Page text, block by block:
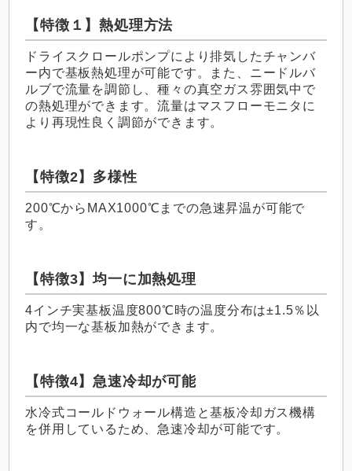
【特徴１】熱処理方法
ドライスクロールポンプにより排気したチャンバ
ー内で基板熱処理が可能です。また、ニードルバ
ルブで流量を調節し、種々の真空ガス雰囲気中で
の熱処理ができます。流量はマスフローモニタに
より再現性良く調節ができます。
【特徴2】多様性
200℃から MAX1000℃までの急速昇温が可能で
す。
【特徴3】均一に加熱処理
4インチ実基板温度800℃時の温度分布は±1.5％以
内で均一な基板加熱ができます。
【特徴4】急速冷却が可能
水冷式コールドウォール構造と基板冷却ガス機構
を併用しているため、急速冷却が可能です。